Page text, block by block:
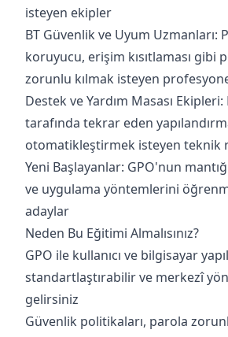
isteyen ekipler
BT Güvenlik ve Uyum Uzmanları:
koruyucu, erişim kısıtlaması gibi
zorunlu kılmak isteyen
Destek ve Yardım Masası Ekipleri:
tarafında tekrar eden
otomatikleştirmek isteyen teknik
Yeni Başlayanlar: GPO'nun
ve uygulama yöntemlerini
adaylar
Neden Bu Eğitimi Almalısınız?
GPO ile kullanıcı ve bilgisayar
standartlaştırabilir ve merkezî
gelirsiniz
Güvenlik politikaları, parola